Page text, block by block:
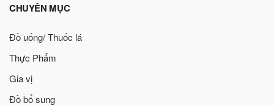
CHUYÊN MỤC
Đồ uống/ Thuốc lá
Thực Phẩm
Gia vị
Đồ bổ sung